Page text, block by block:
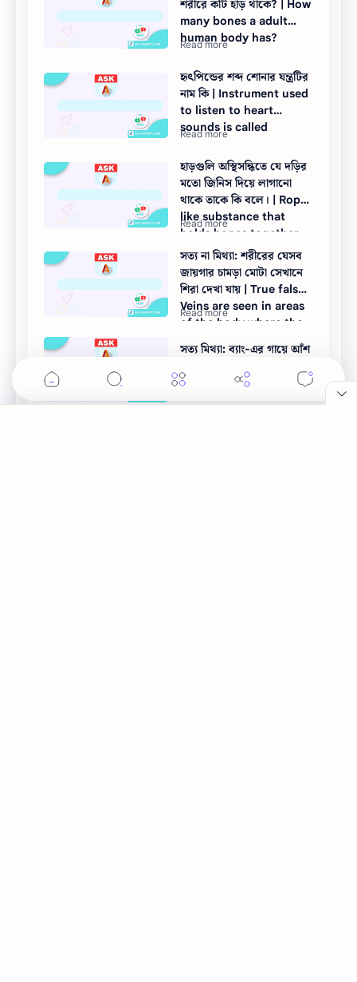
শরীরে কটি হাড় থাকে? | How
many bones a adult
human body has?
হৃৎপিন্ডের শব্দ শোনার যন্ত্রটির
নাম কি | Instrument used
to listen to heart
sounds is called
হাড়গুলি অস্থিসন্ধিতে যে দড়ির
মতো জিনিস দিয়ে লাগানো
থাকে তাকে কি বলে। | Rope-
like substance that
holds bones together
at joints is called
সত্য না মিথ্যা: শরীরের যেসব
জায়গার চামড়া মোটা সেখানে
শিরা দেখা যায় | True false :
Veins are seen in areas
of the body where the
skin is thick
সত্য মিথ্যা: ব্যাং-এর গায়ে আঁশ